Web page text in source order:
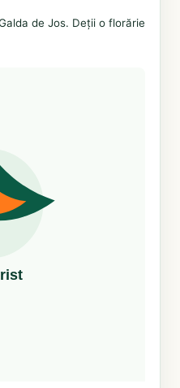
de Jos. Deții o florărie